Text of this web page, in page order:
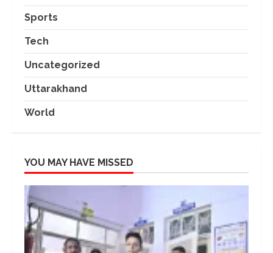
Sports
Tech
Uncategorized
Uttarakhand
World
YOU MAY HAVE MISSED